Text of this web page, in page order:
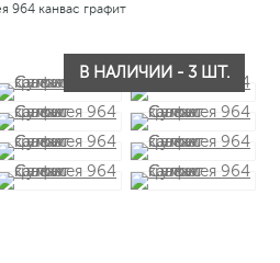
964 канвас графит
В НАЛИЧИИ - 3 ШТ.